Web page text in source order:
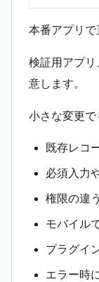
本番アプリで
検証用アプリ
意します。
小さな変更で
既存レコ
必須入力
権限の違
モバイル
プラグイ
エラー時